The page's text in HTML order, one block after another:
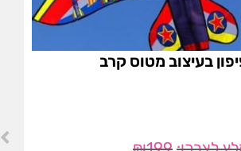
בעיצוב מטוס קרב